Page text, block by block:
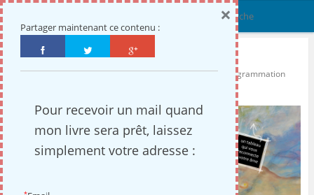
l'âme en lumière
Coach énergétique : découverte de vos ressources, reprogrammation
Partager maintenant ce contenu :
Pour recevoir un mail quand
mon livre sera prêt, laissez
simplement votre adresse :
×